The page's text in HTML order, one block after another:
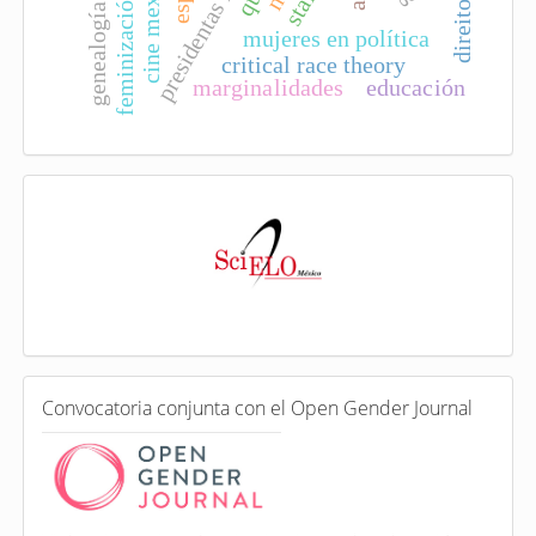
mujeres en política
feminización critical race theory
marginalidades educación
genealogía
a
e
n
C
o
o
Convocatoria conjunta con el Open Gender Journal